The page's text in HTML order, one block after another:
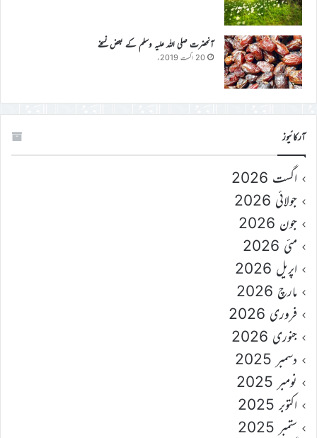
آنحضرت صلی اللہ علیہ وسلم کے بعض نسخے
20 اگست 2019ء
آرکائیوز
اگست 2026
جولائی 2026
جون 2026
مئی 2026
اپریل 2026
مارچ 2026
فروری 2026
جنوری 2026
دسمبر 2025
نومبر 2025
اکتوبر 2025
ستمبر 2025